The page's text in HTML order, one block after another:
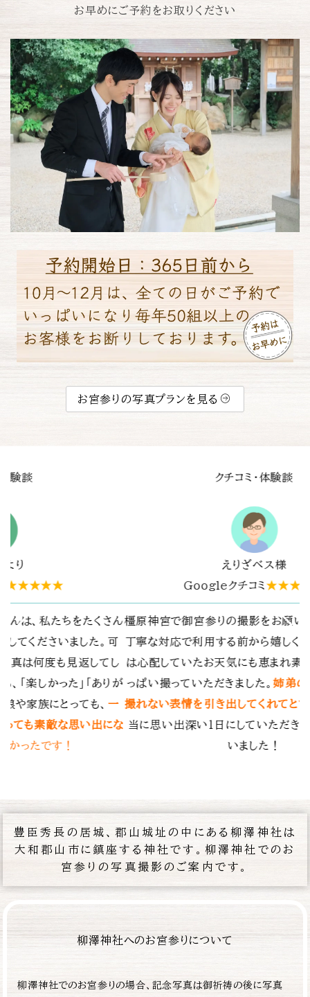
お早めにご予約をお取りください
お宮参りの写真プランを見る
Googleクチコミ
★★★★★
めて利用させていただきました。その場の雰囲気
せるように自然な感じを撮影してもらえてとても
楽しかったです。
、暑い日だったのですが、うちわも人数分用意し
らったり、お心遣いも嬉しかったです。お宮参り
物もレンタル、小物購入しましたが、撮影費用も
め、お値段もリーズナブルで納得の費用
でした。
春日大社で
自分たちで
の表情を逃
ます。何度
気にも留め
メラマンの
素敵な思い
豊臣秀長の居城、郡山城址の中にある柳澤神社は
大和郡山市に鎮座する神社です。柳澤神社でのお
宮参りの写真撮影のご案内です。
柳澤神社へのお宮参りについて
柳澤神社でのお宮参りの場合、記念写真は御祈祷の後に写真